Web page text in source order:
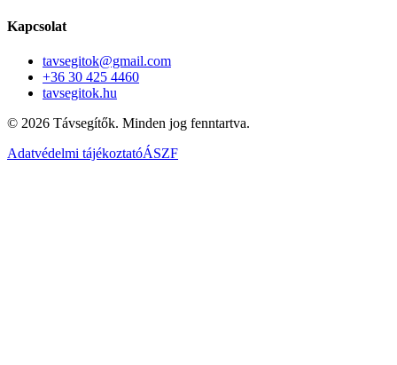
Kapcsolat
tavsegitok@gmail.com
+36 30 425 4460
tavsegitok.hu
© 2026 Távsegítők. Minden jog fenntartva.
Adatvédelmi tájékoztatóÁSZF